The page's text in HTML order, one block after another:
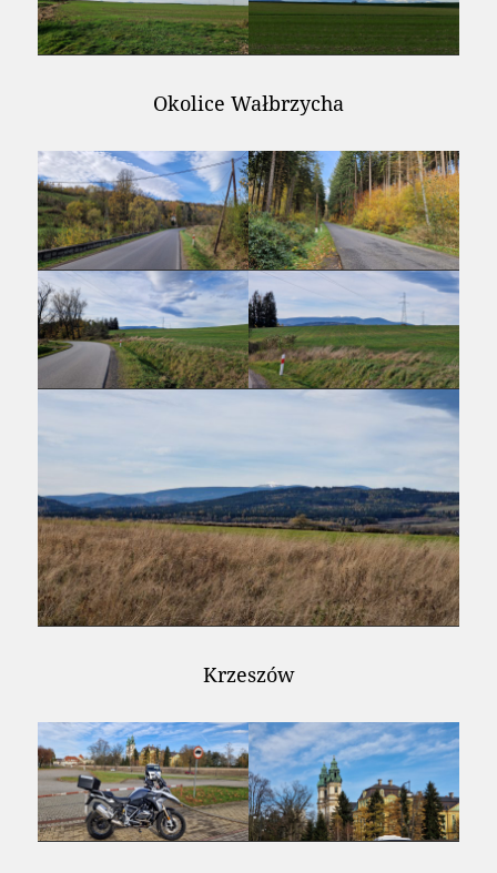
Okolice Wałbrzycha
Krzeszów